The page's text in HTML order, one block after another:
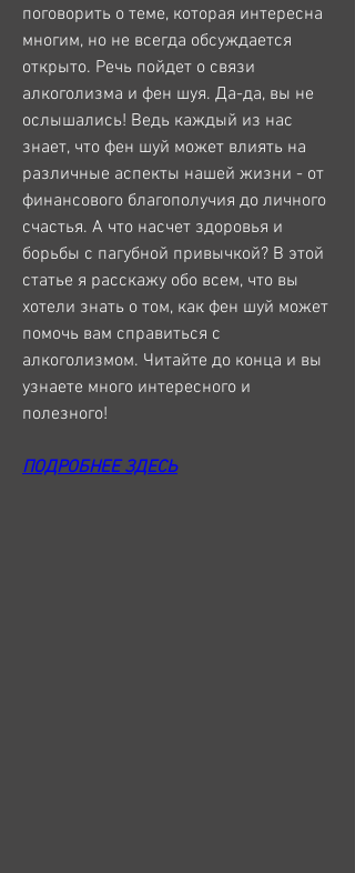
поговорить о теме, которая интересна
многим, но не всегда обсуждается
открыто. Речь пойдет о связи
алкоголизма и фен шуя. Да-да, вы не
ослышались! Ведь каждый из нас
знает, что фен шуй может влиять на
различные аспекты нашей жизни - от
финансового благополучия до личного
счастья. А что насчет здоровья и
борьбы с пагубной привычкой? В этой
статье я расскажу обо всем, что вы
хотели знать о том, как фен шуй может
помочь вам справиться с
алкоголизмом. Читайте до конца и вы
узнаете много интересного и
полезного!
ПОДРОБНЕЕ ЗДЕСЬ